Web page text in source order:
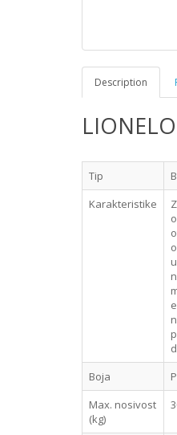
Description
Tip
Karakteristike
Boja
Max. nosivost
(kg)